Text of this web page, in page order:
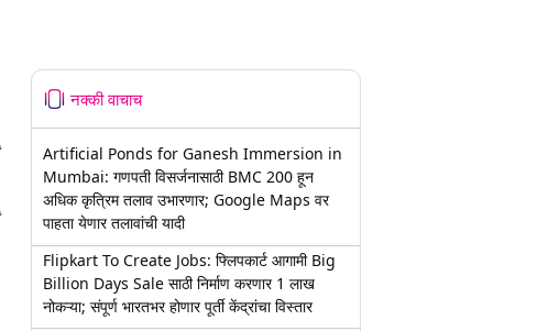
नक्की वाचाच
Artificial Ponds for Ganesh Immersion in
Mumbai: गणपती विसर्जनासाठी BMC 200 हून
अधिक कृत्रिम तलाव उभारणार; Google Maps वर
पाहता येणार तलावांची यादी
Flipkart To Create Jobs: फ्लिपकार्ट आगामी Big
Billion Days Sale साठी निर्माण करणार 1 लाख
नोकऱ्या; संपूर्ण भारतभर होणार पूर्ती केंद्रांचा विस्तार